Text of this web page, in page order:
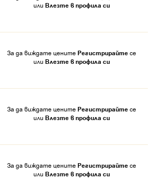
илиВлезте в профила си
За да виждате ценитеРегистрирайтесе
илиВлезте в профила си
За да виждате ценитеРегистрирайтесе
илиВлезте в профила си
За да виждате ценитеРегистрирайтесе
илиВлезте в профила си